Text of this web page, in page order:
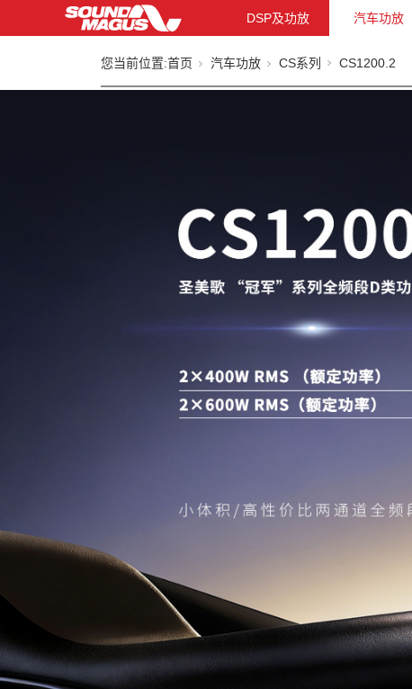
DSP及功放 汽车功放
您当前位置:首页 汽车功放 CS系列 CS1200.2